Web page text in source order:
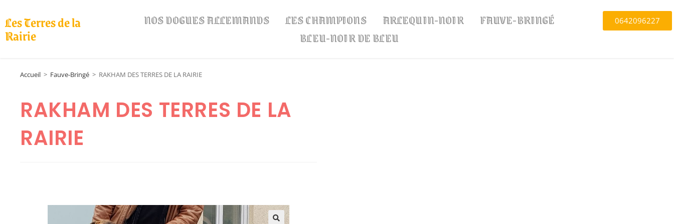
Les Terres de la
Rairie
NOS DOGUES ALLEMANDS LES CHAMPIONS ARLEQUIN-NOIR
FAUVE-BRINGÉ
BLEU-NOIR DE BLEU
0642096227
Accueil > Fauve-Bringé > RAKHAM DES TERRES DE LA RAIRIE
RAKHAM DES TERRES DE LA
RAIRIE